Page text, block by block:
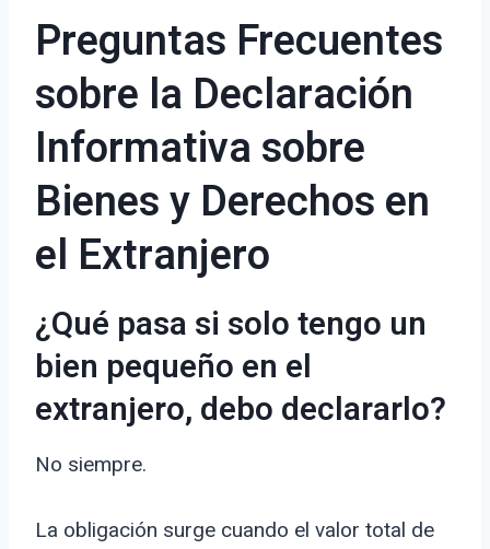
Preguntas Frecuentes
sobre la Declaración
Informativa sobre
Bienes y Derechos en
el Extranjero
¿Qué pasa si solo tengo un
bien pequeño en el
extranjero, debo declararlo?
No siempre.
La obligación surge cuando el valor total de